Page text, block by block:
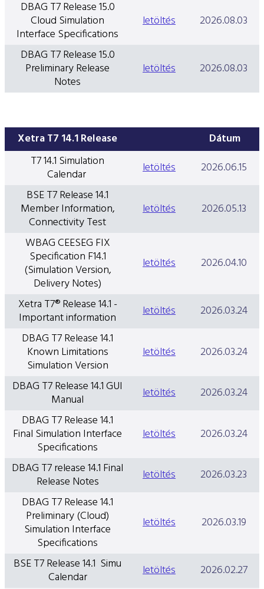
ESG Útmutató
DBAG T7 Release 15.0
Cloud Simulation
Interface Specifications
letöltés
2026.08.03
DBAG T7 Release 15.0
Preliminary Release
Notes
letöltés 2026.08.03
Xetra T7 14.1 Release
Dátum
T7 14.1 Simulation
Calendar letöltés
2026.06.15
BSE T7 Release 14.1
Member Information,
Connectivity Test
letöltés
2026.05.13
WBAG CEESEG FIX
Specification F14.1
(Simulation Version,
Delivery Notes)
letöltés 2026.04.10
Xetra T7® Release 14.1 -
Important information letöltés
2026.03.24
DBAG T7 Release 14.1
Known Limitations
Simulation Version
letöltés
2026.03.24
DBAG T7 Release 14.1 GUI
Manual letöltés
2026.03.24
DBAG T7 Release 14.1
Final Simulation Interface
Specifications
letöltés
2026.03.24
DBAG T7 release 14.1 Final
Release Notes letöltés
2026.03.23
DBAG T7 Release 14.1
Preliminary (Cloud)
Simulation Interface
Specifications
letöltés 2026.03.19
BSE T7 Release 14.1 Simu
Calendar letöltés
2026.02.27